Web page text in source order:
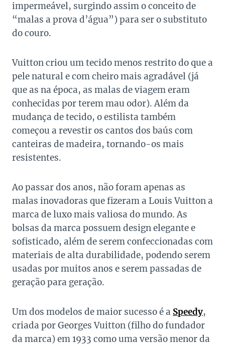
impermeável, surgindo assim o conceito de
“malas a prova d’água”) para ser o substituto
do couro.
Vuitton criou um tecido menos restrito do que a
pele natural e com cheiro mais agradável (já
que as na época, as malas de viagem eram
conhecidas por terem mau odor). Além da
mudança de tecido, o estilista também
começou a revestir os cantos dos baús com
canteiras de madeira, tornando-os mais
resistentes.
Ao passar dos anos, não foram apenas as
malas inovadoras que fizeram a Louis Vuitton a
marca de luxo mais valiosa do mundo. As
bolsas da marca possuem design elegante e
sofisticado, além de serem confeccionadas com
materiais de alta durabilidade, podendo serem
usadas por muitos anos e serem passadas de
geração para geração.
Um dos modelos de maior sucesso é a Speedy,
criada por Georges Vuitton (filho do fundador
da marca) em 1933 como uma versão menor da